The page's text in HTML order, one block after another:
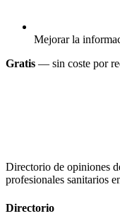
Mejorar la
Gratis — sin coste por
Directorio de opiniones
profesionales sanitarios
Directorio